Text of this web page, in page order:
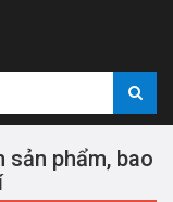
sản phẩm, bao